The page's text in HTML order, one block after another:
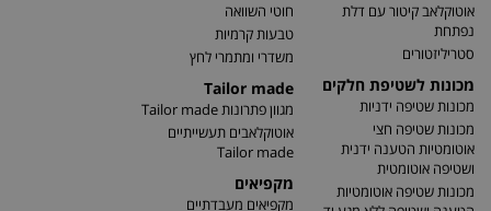
אוטוקלאב קיטור עם דלת
נפתחת
סטריליזטורים
מכונות לשטיפת חלקים
מכונות שטיפה ידניות
מכונות שטיפה חצי
אוטומטיות הטענה ידנית
ושטיפה אוטומטית
מכונות שטיפה אוטומטיות
חוטי השוואה
טבעות קרמיות
משדרי ומתמרי לחץ
Tailor made
מגוון פתרונות Tailor made
אוטוקלאבים תעשייתיים
Tailor made
מקפיאים
מקפיאים מעבדתיים